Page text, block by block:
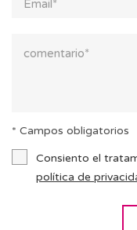
* Campos obligatorios
Consiento el
política de